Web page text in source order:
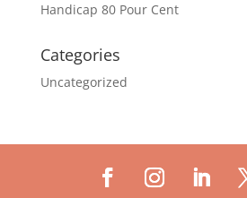
Handicap 80 Pour Cent
Categories
Uncategorized